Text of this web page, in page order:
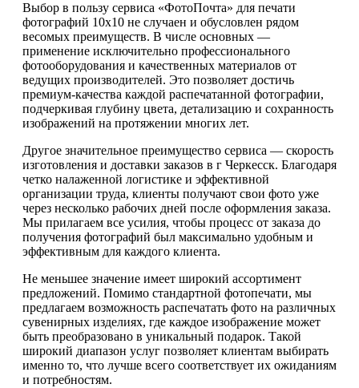
Выбор в пользу сервиса «ФотоПочта» для печати
фотографий 10х10 не случаен и обусловлен рядом
весомых преимуществ. В числе основных —
применение исключительно профессионального
фотооборудования и качественных материалов от
ведущих производителей. Это позволяет достичь
премиум-качества каждой распечатанной фотографии,
подчеркивая глубину цвета, детализацию и сохранность
изображений на протяжении многих лет.
Другое значительное преимущество сервиса — скорость
изготовления и доставки заказов в г Черкесск. Благодаря
четко налаженной логистике и эффективной
организации труда, клиенты получают свои фото уже
через несколько рабочих дней после оформления заказа.
Мы прилагаем все усилия, чтобы процесс от заказа до
получения фотографий был максимально удобным и
эффективным для каждого клиента.
Не меньшее значение имеет широкий ассортимент
предложений. Помимо стандартной фотопечати, мы
предлагаем возможность распечатать фото на различных
сувенирных изделиях, где каждое изображение может
быть преобразовано в уникальный подарок. Такой
широкий диапазон услуг позволяет клиентам выбирать
именно то, что лучше всего соответствует их ожиданиям
и потребностям.